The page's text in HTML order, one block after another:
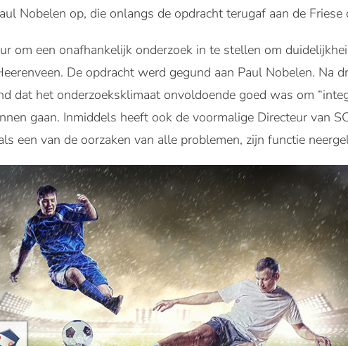
Nobelen op, die onlangs de opdracht terugaf aan de Friese
om een onafhankelijk onderzoek in te stellen om
De opdracht werd gegund aan Paul Nobelen. Na
dat het onderzoeksklimaat onvoldoende goed was om
gaan. Inmiddels heeft ook de voormalige Directeur van
een van de oorzaken van alle problemen, zijn functie